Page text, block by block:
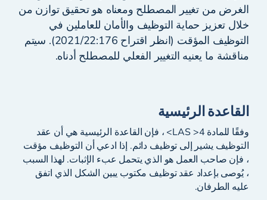
الغرض من تغيير المصطلح ومعناه هو تحقيق توازن من
خلال تعزيز حماية التوظيف والأمان للعاملين في
التوظيف المؤقت (انظر اقتراح 2021/22:176). سيتم
مناقشة ما يعنيه التغيير الفعلي للمصطلح أدناه.
القاعدة الرئيسية
وفقًا للمادة 4< LAS> ، فإن القاعدة الرئيسية هي أن عقد
التوظيف يشير إلى توظيف دائم. إذا ادعي أن التوظيف مؤقت
، فإن صاحب العمل هو الذي يتحمل عبء الإثبات. لهذا السبب
، يُوصى بإعداد عقد توظيف مكتوب يبين الشكل الذي اتفق
عليه الطرفان.